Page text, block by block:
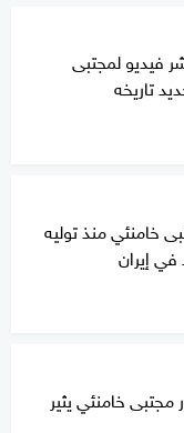
فيديو لمجتبى
تاريخه
خامنئي منذ توليه
إيران
مجتبى خامنئي يثير